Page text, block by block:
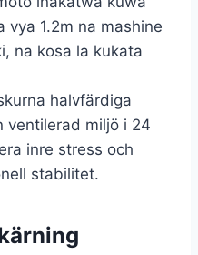
vya 1.2m na mashine
na kosa la kukata
halvfärdiga
ventilerad miljö i 24
inre stress och
stabilitet.